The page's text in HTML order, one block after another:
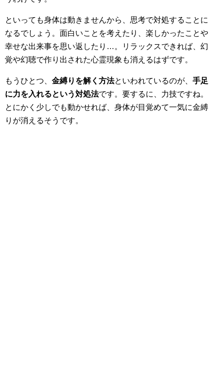
といっても身体は動きませんから、思考で対処することに
なるでしょう。面白いことを考えたり、楽しかったことや
幸せな出来事を思い返したり…。リラックスできれば、幻
覚や幻聴で作り出された心霊現象も消えるはずです。
もうひとつ、 金縛りを解く方法といわれているのが、 手足
に力を入れるという対処法です。要するに、力技ですね。
とにかく少しでも動かせれば、身体が目覚めて一気に金縛
りが消えるそうです。